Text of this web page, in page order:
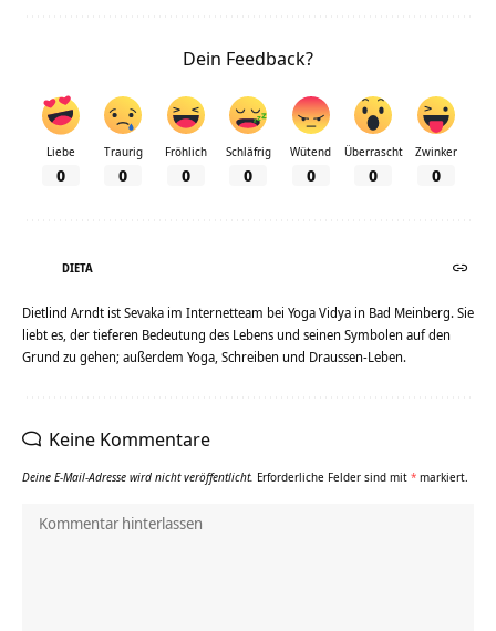
Dein Feedback?
Liebe
0
Traurig
0
Fröhlich
0
Schläfrig
0
Wütend
0
Überrascht
0
Zwinker
0
DIETA
Dietlind Arndt ist Sevaka im Internetteam bei Yoga Vidya in Bad Meinberg. Sie
liebt es, der tieferen Bedeutung des Lebens und seinen Symbolen auf den
Grund zu gehen; außerdem Yoga, Schreiben und Draussen-Leben.
Keine Kommentare
Deine E-Mail-Adresse wird nicht veröffentlicht. Erforderliche Felder sind mit * markiert.